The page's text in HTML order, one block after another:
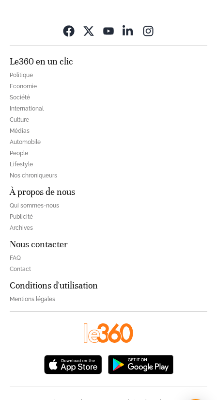
Le360 en un clic
Politique
Economie
Société
International
Culture
Médias
Automobile
People
Lifestyle
Nos chroniqueurs
À propos de nous
Qui sommes-nous
Publicité
Archives
Nous contacter
FAQ
Contact
Conditions d'utilisation
Mentions légales